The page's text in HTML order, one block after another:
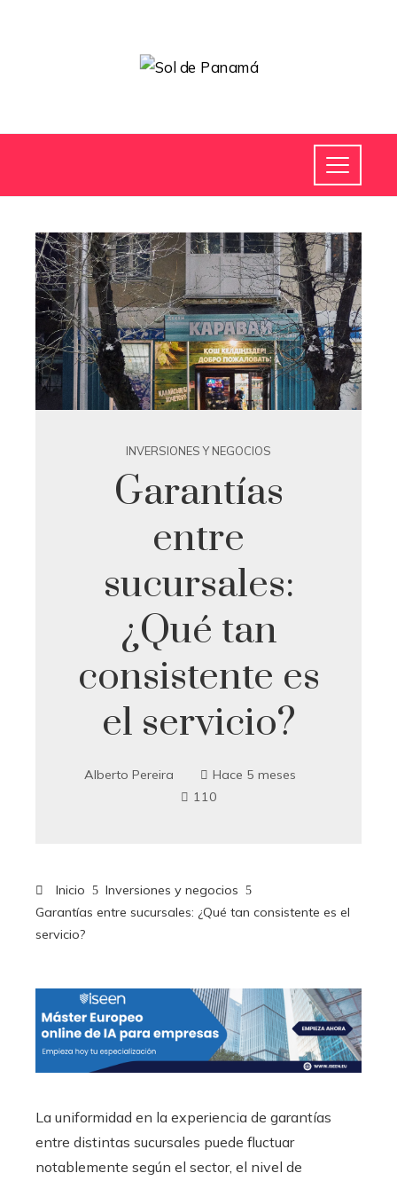
INVERSIONES Y NEGOCIOS
Garantías
entre
sucursales:
¿Qué tan
consistente es
el servicio?
Alberto Pereira
Hace 5 meses
110
Inicio
Inversiones y negocios
Garantías entre sucursales: ¿Qué tan consistente es el
servicio?
La uniformidad en la experiencia de garantías
entre distintas sucursales puede fluctuar
notablemente según el sector, el nivel de